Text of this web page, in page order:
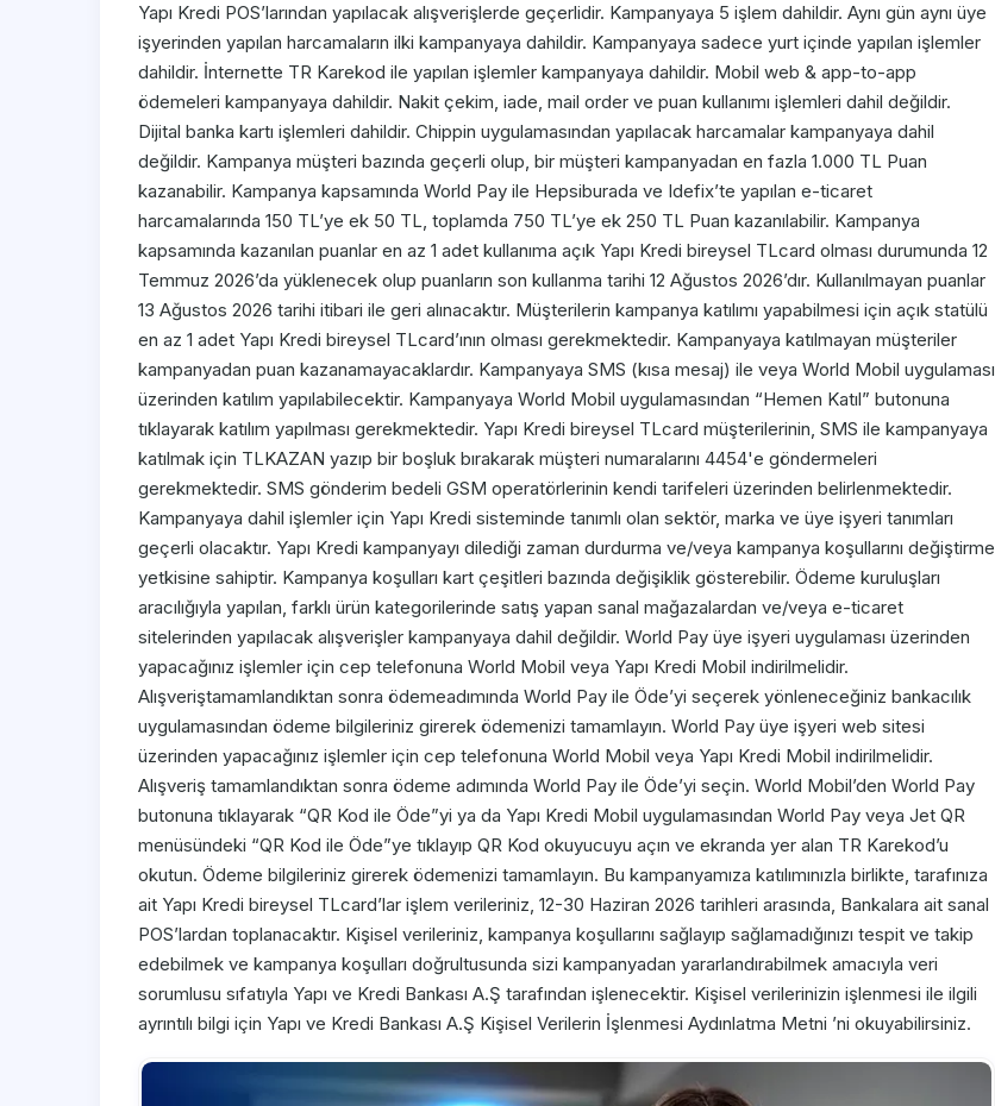
Yapı Kredi POS’larından yapılacak alışverişlerde geçerlidir. Kampanyaya 5 işlem dahildir. Aynı gün aynı üye
işyerinden yapılan harcamaların ilki kampanyaya dahildir. Kampanyaya sadece yurt içinde yapılan işlemler
dahildir. İnternette TR Karekod ile yapılan işlemler kampanyaya dahildir. Mobil web & app-to-app
ödemeleri kampanyaya dahildir. Nakit çekim, iade, mail order ve puan kullanımı işlemleri dahil değildir.
Dijital banka kartı işlemleri dahildir. Chippin uygulamasından yapılacak harcamalar kampanyaya dahil
değildir. Kampanya müşteri bazında geçerli olup, bir müşteri kampanyadan en fazla 1.000 TL Puan
kazanabilir. Kampanya kapsamında World Pay ile Hepsiburada ve Idefix’te yapılan e-ticaret
harcamalarında 150 TL’ye ek 50 TL, toplamda 750 TL’ye ek 250 TL Puan kazanılabilir. Kampanya
kapsamında kazanılan puanlar en az 1 adet kullanıma açık Yapı Kredi bireysel TLcard olması durumunda 12
Temmuz 2026’da yüklenecek olup puanların son kullanma tarihi 12 Ağustos 2026’dır. Kullanılmayan puanlar
13 Ağustos 2026 tarihi itibari ile geri alınacaktır. Müşterilerin kampanya katılımı yapabilmesi için açık statülü
en az 1 adet Yapı Kredi bireysel TLcard’ının olması gerekmektedir. Kampanyaya katılmayan müşteriler
kampanyadan puan kazanamayacaklardır. Kampanyaya SMS (kısa mesaj) ile veya World Mobil uygulaması
üzerinden katılım yapılabilecektir. Kampanyaya World Mobil uygulamasından “Hemen Katıl” butonuna
tıklayarak katılım yapılması gerekmektedir. Yapı Kredi bireysel TLcard müşterilerinin, SMS ile kampanyaya
katılmak için TLKAZAN yazıp bir boşluk bırakarak müşteri numaralarını 4454'e göndermeleri
gerekmektedir. SMS gönderim bedeli GSM operatörlerinin kendi tarifeleri üzerinden belirlenmektedir.
Kampanyaya dahil işlemler için Yapı Kredi sisteminde tanımlı olan sektör, marka ve üye işyeri tanımları
geçerli olacaktır. Yapı Kredi kampanyayı dilediği zaman durdurma ve/veya kampanya koşullarını değiştirme
yetkisine sahiptir. Kampanya koşulları kart çeşitleri bazında değişiklik gösterebilir. Ödeme kuruluşları
aracılığıyla yapılan, farklı ürün kategorilerinde satış yapan sanal mağazalardan ve/veya e-ticaret
sitelerinden yapılacak alışverişler kampanyaya dahil değildir. World Pay üye işyeri uygulaması üzerinden
yapacağınız işlemler için cep telefonuna World Mobil veya Yapı Kredi Mobil indirilmelidir.
Alışveriştamamlandıktan sonra ödemeadımında World Pay ile Öde’yi seçerek yönleneceğiniz bankacılık
uygulamasından ödeme bilgileriniz girerek ödemenizi tamamlayın. World Pay üye işyeri web sitesi
üzerinden yapacağınız işlemler için cep telefonuna World Mobil veya Yapı Kredi Mobil indirilmelidir.
Alışveriş tamamlandıktan sonra ödeme adımında World Pay ile Öde’yi seçin. World Mobil’den World Pay
butonuna tıklayarak “QR Kod ile Öde”yi ya da Yapı Kredi Mobil uygulamasından World Pay veya Jet QR
menüsündeki “QR Kod ile Öde”ye tıklayıp QR Kod okuyucuyu açın ve ekranda yer alan TR Karekod’u
okutun. Ödeme bilgileriniz girerek ödemenizi tamamlayın. Bu kampanyamıza katılımınızla birlikte, tarafınıza
ait Yapı Kredi bireysel TLcard’lar işlem verileriniz, 12-30 Haziran 2026 tarihleri arasında, Bankalara ait sanal
POS’lardan toplanacaktır. Kişisel verileriniz, kampanya koşullarını sağlayıp sağlamadığınızı tespit ve takip
edebilmek ve kampanya koşulları doğrultusunda sizi kampanyadan yararlandırabilmek amacıyla veri
sorumlusu sıfatıyla Yapı ve Kredi Bankası A.Ş tarafından işlenecektir. Kişisel verilerinizin işlenmesi ile ilgili
ayrıntılı bilgi için Yapı ve Kredi Bankası A.Ş Kişisel Verilerin İşlenmesi Aydınlatma Metni ’ni okuyabilirsiniz.